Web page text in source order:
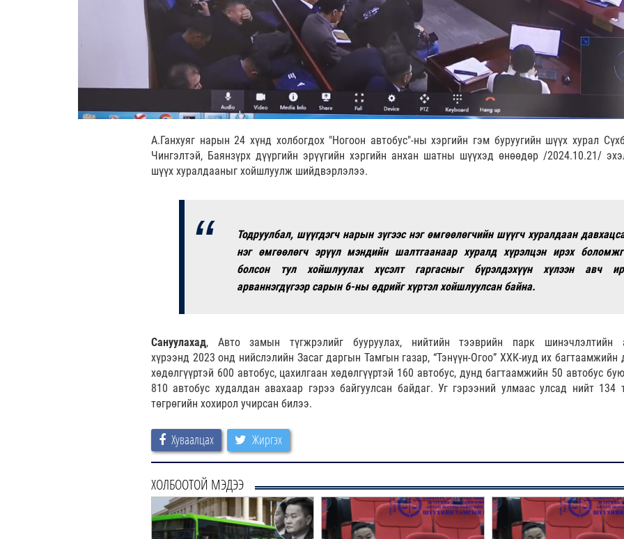
А.Ганхуяг нарын 24 хүнд холбогдох "Ногоон автобус"-ны хэргийн гэм буруугийн шүүх хурал
Чингэлтэй, Баянзүрх дүүргийн эрүүгийн хэргийн анхан шатны шүүхэд өнөөдөр /2024.10.21/
шүүх хуралдааныг хойшлуулж шийдвэрлэлээ.
Тодруулбал, шүүгдэгч нарын зүгээс нэг өмгөөлөгчийн шүүгч хуралдаан
нэг өмгөөлөгч эрүүл мэндийн шалтгаанаар хуралд хүрэлцэн ирэх
болсон тул хойшлуулах хүсэлт гаргасныг бүрэлдэхүүн хүлээн авч
арваннэгдүгээр сарын 6-ны өдрийг хүртэл хойшлуулсан байна.
Сануулахад, Авто замын түгжрэлийг бууруулах, нийтийн тээврийн парк шинэчлэлтийн
хүрээнд 2023 онд нийслэлийн Засаг даргын Тамгын газар, “Тэнүүн-Огоо” ХХК-иуд их багтаамжийн
хөдөлгүүртэй 600 автобус, цахилгаан хөдөлгүүртэй 160 автобус, дунд багтаамжийн 50 автобус
810 автобус худалдан авахаар гэрээ байгуулсан байдаг. Уг гэрээний улмаас улсад нийт 134
төгрөгийн хохирол учирсан билээ.
Хуваалцах Жиргэх
ХОЛБООТОЙ МЭДЭЭ